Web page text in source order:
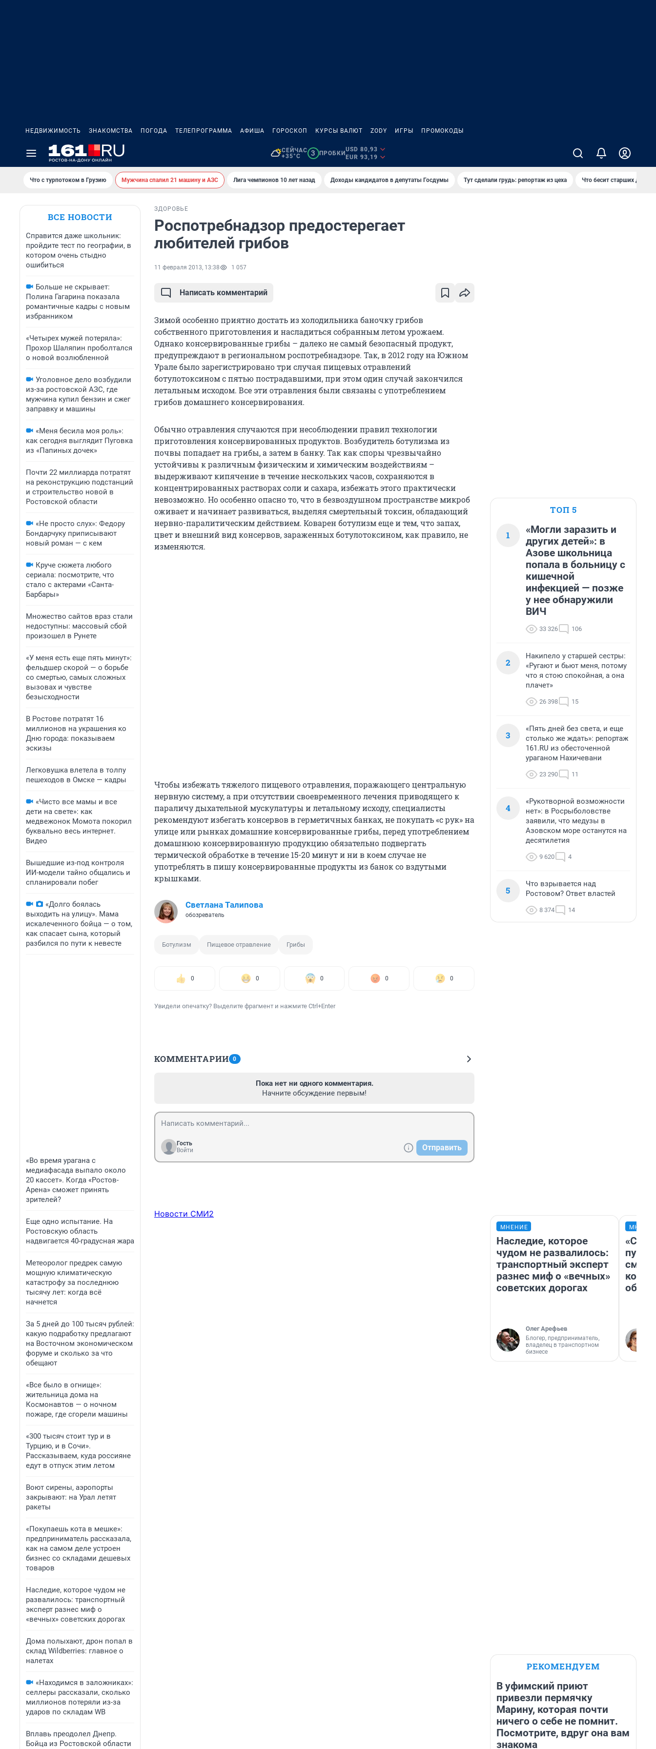
НЕДВИЖИМОСТЬ ЗНАКОМСТВА ПОГОДА ТЕЛЕПРОГРАММА АФИША ГОРОСКОП КУРСЫ ВАЛЮТ ZODY ИГРЫ ПРОМОКОДЫ
СЕЙЧАС
+35°C
3 ПРОБКИ
USD 80,93
EUR 93,19
Что с турпотоком в Грузию Мужчина спалил 21 машину и АЗС Лига чемпионов 10 лет назад Доходы кандидатов в депутаты Госдумы Тут сделали грудь: репортаж из цеха Что бесит старших детей
ВСЕ НОВОСТИ
Справится даже школьник:
пройдите тест по географии, в
котором очень стыдно
ошибиться
Больше не скрывает:
Полина Гагарина показала
романтичные кадры с новым
избранником
«Четырех мужей потеряла»:
Прохор Шаляпин проболтался
о новой возлюбленной
Уголовное дело возбудили
из-за ростовской АЗС, где
мужчина купил бензин и сжег
заправку и машины
«Меня бесила моя роль»:
как сегодня выглядит Пуговка
из «Папиных дочек»
Почти 22 миллиарда потратят
на реконструкцию подстанций
и строительство новой в
Ростовской области
«Не просто слух»: Федору
Бондарчуку приписывают
новый роман — с кем
Круче сюжета любого
сериала: посмотрите, что
стало с актерами «Санта-
Барбары»
Множество сайтов враз стали
недоступны: массовый сбой
произошел в Рунете
«У меня есть еще пять минут»:
фельдшер скорой — о борьбе
со смертью, самых сложных
вызовах и чувстве
безысходности
В Ростове потратят 16
миллионов на украшения ко
Дню города: показываем
эскизы
Легковушка влетела в толпу
пешеходов в Омске — кадры
«Чисто все мамы и все
дети на свете»: как
медвежонок Момота покорил
буквально весь интернет.
Видео
Вышедшие из-под контроля
ИИ-модели тайно общались и
спланировали побег
«Долго боялась
выходить на улицу». Мама
искалеченного бойца — о том,
как спасает сына, который
разбился по пути к невесте
«Во время урагана с
медиафасада выпало около
20 кассет». Когда «Ростов-
Арена» сможет принять
зрителей?
Еще одно испытание. На
Ростовскую область
надвигается 40-градусная жара
Метеоролог предрек самую
мощную климатическую
катастрофу за последнюю
тысячу лет: когда всё
начнется
За 5 дней до 100 тысяч рублей:
какую подработку предлагают
на Восточном экономическом
форуме и сколько за что
обещают
«Все было в огнище»:
жительница дома на
Космонавтов — о ночном
пожаре, где сгорели машины
«300 тысяч стоит тур и в
Турцию, и в Сочи».
Рассказываем, куда россияне
едут в отпуск этим летом
Воют сирены, аэропорты
закрывают: на Урал летят
ракеты
«Покупаешь кота в мешке»:
предприниматель рассказала,
как на самом деле устроен
бизнес со складами дешевых
товаров
Наследие, которое чудом не
развалилось: транспортный
эксперт разнес миф о
«вечных» советских дорогах
Дома полыхают, дрон попал в
склад Wildberries: главное о
налетах
«Находимся в заложниках»:
селлеры рассказали, сколько
миллионов потеряли из-за
ударов по складам WB
Вплавь преодолел Днепр.
Бойца из Ростовской области
ЗДОРОВЬЕ
Роспотребнадзор предостерегает
любителей грибов
11 февраля 2013, 13:38 1 057
Написать комментарий
Зимой особенно приятно достать из холодильника баночку грибов
собственного приготовления и насладиться собранным летом урожаем.
Однако консервированные грибы – далеко не самый безопасный продукт,
предупреждают в региональном роспотребнадзоре. Так, в 2012 году на Южном
Урале было зарегистрировано три случая пищевых отравлений
ботулотоксином с пятью пострадавшими, при этом один случай закончился
летальным исходом. Все эти отравления были связаны с употреблением
грибов домашнего консервирования.
Обычно отравления случаются при несоблюдении правил технологии
приготовления консервированных продуктов. Возбудитель ботулизма из
почвы попадает на грибы, а затем в банку. Так как споры чрезвычайно
устойчивы к различным физическим и химическим воздействиям –
выдерживают кипячение в течение нескольких часов, сохраняются в
концентрированных растворах соли и сахара, избежать этого практически
невозможно. Но особенно опасно то, что в безвоздушном пространстве микроб
оживает и начинает развиваться, выделяя смертельный токсин, обладающий
нервно-паралитическим действием. Коварен ботулизм еще и тем, что запах,
цвет и внешний вид консервов, зараженных ботулотоксином, как правило, не
изменяются.
Чтобы избежать тяжелого пищевого отравления, поражающего центральную
нервную систему, а при отсутствии своевременного лечения приводящего к
параличу дыхательной мускулатуры и летальному исходу, специалисты
рекомендуют избегать консервов в герметичных банках, не покупать «с рук» на
улице или рынках домашние консервированные грибы, перед употреблением
домашнюю консервированную продукцию обязательно подвергать
термической обработке в течение 15-20 минут и ни в коем случае не
употреблять в пишу консервированные продукты из банок со вздутыми
крышками.
Светлана Талипова
обозреватель
Ботулизм Пищевое отравление Грибы
0 0 0 0 0
Увидели опечатку? Выделите фрагмент и нажмите Ctrl+Enter
КОММЕНТАРИИ 0
Пока нет ни одного комментария.
Начните обсуждение первым!
Гость
Войти
Отправить
Новости СМИ2
ТОП 5
1
«Могли заразить и
других детей»: в
Азове школьница
попала в больницу с
кишечной
инфекцией — позже
у нее обнаружили
ВИЧ
33 326 106
2
Накипело у старшей сестры:
«Ругают и бьют меня, потому
что я стою спокойная, а она
плачет»
26 398 15
3
«Пять дней без света, и еще
столько же ждать»: репортаж
161.RU из обесточенной
ураганом Нахичевани
23 290 11
4
«Рукотворной возможности
нет»: в Росрыболовстве
заявили, что медузы в
Азовском море останутся на
десятилетия
9 620 4
5
Что взрывается над
Ростовом? Ответ властей
8 374 14
МНЕНИЕ
Наследие, которое
чудом не развалилось:
транспортный эксперт
разнес миф о «вечных»
советских дорогах
Олег Арефьев
Блогер, предприниматель,
владелец в транспортном
бизнесе
РЕКОМЕНДУЕМ
В уфимский приют
привезли пермячку
Марину, которая почти
ничего о себе не помнит.
Посмотрите, вдруг она вам
знакома